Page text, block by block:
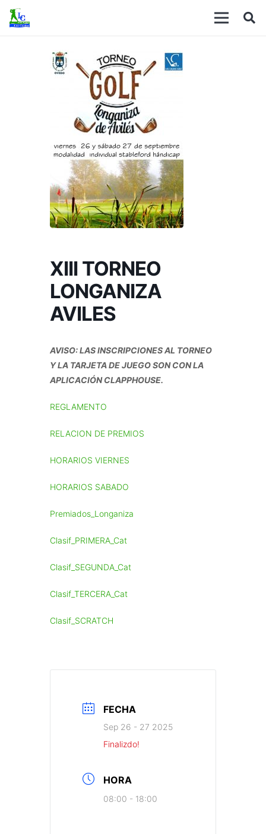
XIII TORNEO
LONGANIZA
AVILES
AVISO: LAS INSCRIPCIONES AL TORNEO
Y LA TARJETA DE JUEGO SON CON LA
APLICACIÓN CLAPPHOUSE.
REGLAMENTO
RELACION DE PREMIOS
HORARIOS VIERNES
HORARIOS SABADO
Premiados_Longaniza
Clasif_PRIMERA_Cat
Clasif_SEGUNDA_Cat
Clasif_TERCERA_Cat
Clasif_SCRATCH
FECHA
Sep 26 - 27 2025
Finalizdo!
HORA
08:00 - 18:00